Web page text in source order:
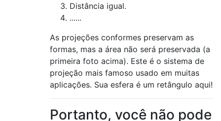
Distância igual.
......
As projeções conformes preservam as
formas, mas a área não será preservada (a
primeira foto acima). Este é o sistema de
projeção mais famoso usado em muitas
aplicações. Sua esfera é um retângulo aqui!
Portanto, você não pode